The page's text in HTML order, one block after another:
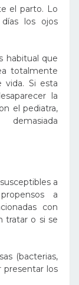
el parto. Lo
los ojos
habitual que
totalmente
vida. Si esta
la
el pediatra,
a
a
con
tratar o si se
(bacterias,
presentar los